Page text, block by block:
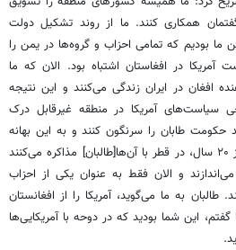
همکاری کنند. ما از روند تشکیل دولت
ما بودیم که تمامی احزاب و گروه‌ها در یمن را
در افغاستان اشتباه بود. الان که ما
صحبت می‌کنیم، پنج میلیون پناهنده افغان در ایران زندگی می‌‎کنند و این نتیجه
سیاست‌های آمریکا در منطقه غیرقابل درک
طابان را سرنگون کنند و به این بهانه
افغانستان را اشغال کردند. پس از ۲۰ سال، در قطر با آن‌ها[طالبان] مذاکره می‌کنند
و الان فقط به عنوان یکی از احزاب
طالبان به ما می‌گوید، آمریکا را از افغانستان
این شما بودید که در دوحه با آمریکایی‌ها